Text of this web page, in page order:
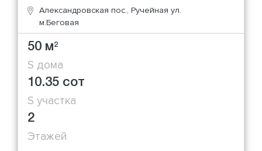
Александровская пос., Ручейная ул.
м.Беговая
50 м2
S дома
10.35 сот
S участка
2
Этажей